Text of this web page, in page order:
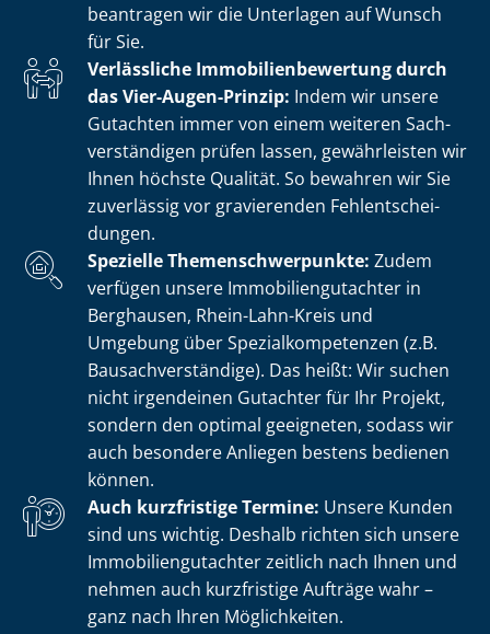
beantragen wir die Unterlagen auf Wunsch
für Sie.
Verlässliche Im­mo­bi­li­en­be­wer­tung durch
das Vier-Augen-Prinzip: Indem wir unsere
Gutachten immer von einem weiteren Sach­
ver­stän­di­gen prüfen lassen, gewährleisten wir
Ihnen höchste Qualität. So bewahren wir Sie
zuverlässig vor gravierenden Fehl­ent­schei­
dun­gen.
Spezielle The­men­schwer­punk­te: Zudem
verfügen unsere Im­mo­bi­li­en­gut­ach­ter in
Berghausen, Rhein-Lahn-Kreis und
Umgebung über Spe­zi­al­kom­pe­ten­zen (z.B.
Bau­sach­ver­stän­di­ge). Das heißt: Wir suchen
nicht irgendeinen Gutachter für Ihr Projekt,
sondern den optimal geeigneten, sodass wir
auch besondere Anliegen bestens bedienen
können.
Auch kurzfristige Termine: Unsere Kunden
sind uns wichtig. Deshalb richten sich unsere
Im­mo­bi­li­en­gut­ach­ter zeitlich nach Ihnen und
nehmen auch kurzfristige Aufträge wahr –
ganz nach Ihren Möglichkeiten.